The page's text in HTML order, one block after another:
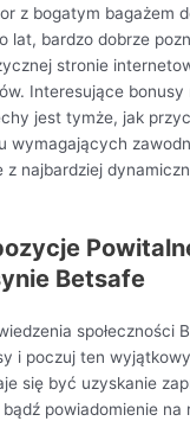
z bogatym bagażem
lat, bardzo dobrze
stronie
Interesujące
jest tymże, jak
wymagających
z najbardziej
Betsafe
społeczności
i poczuj ten
się być uzyskanie
powiadomienie na